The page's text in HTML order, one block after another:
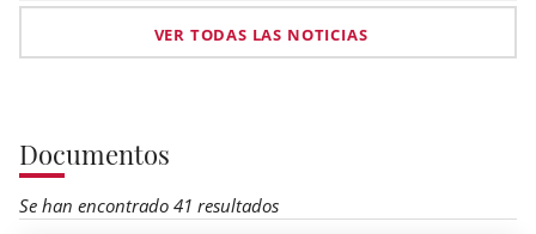
VER TODAS LAS NOTICIAS
Documentos
Se han encontrado 41 resultados